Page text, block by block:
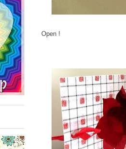
Open !